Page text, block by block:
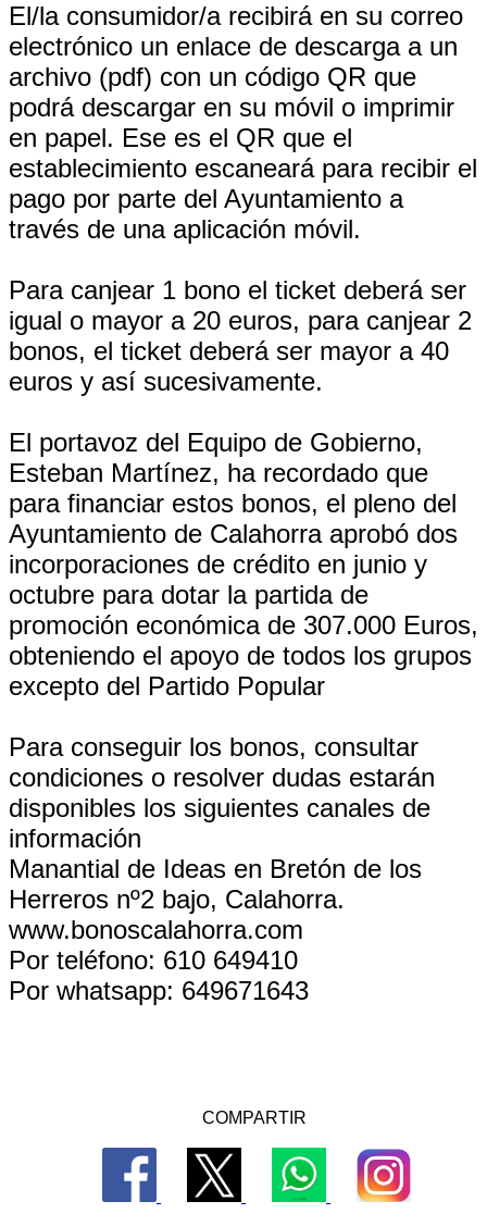
El/la consumidor/a recibirá en su correo
electrónico un enlace de descarga a un
archivo (pdf) con un código QR que
podrá descargar en su móvil o imprimir
en papel. Ese es el QR que el
establecimiento escaneará para recibir el
pago por parte del Ayuntamiento a
través de una aplicación móvil.
Para canjear 1 bono el ticket deberá ser
igual o mayor a 20 euros, para canjear 2
bonos, el ticket deberá ser mayor a 40
euros y así sucesivamente.
El portavoz del Equipo de Gobierno,
Esteban Martínez, ha recordado que
para financiar estos bonos, el pleno del
Ayuntamiento de Calahorra aprobó dos
incorporaciones de crédito en junio y
octubre para dotar la partida de
promoción económica de 307.000 Euros,
obteniendo el apoyo de todos los grupos
excepto del Partido Popular
Para conseguir los bonos, consultar
condiciones o resolver dudas estarán
disponibles los siguientes canales de
información
Manantial de Ideas en Bretón de los
Herreros nº2 bajo, Calahorra.
www.bonoscalahorra.com
Por teléfono: 610 649410
Por whatsapp: 649671643
COMPARTIR